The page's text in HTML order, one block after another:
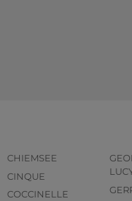
CHIEMSEE
CINQUE
COCCINELLE